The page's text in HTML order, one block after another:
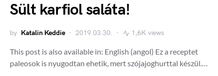
Sült karfiol saláta!
by Katalin Keddie 2019.03.30. 1,6K views
This post is also available in: English (angol) Ez a receptet
paleosok is nyugodtan ehetik, mert szójajoghurttal készül.…